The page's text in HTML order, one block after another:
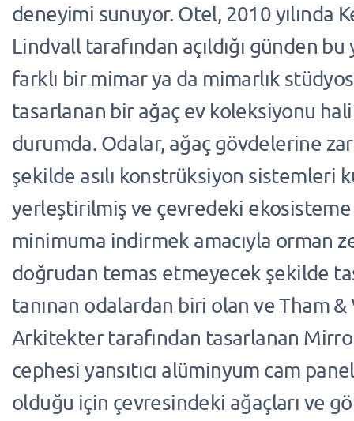
deneyimi sunuyor. Otel, 2010 yılında
Lindvall tarafından açıldığı günden
farklı bir mimar ya da mimarlık
tasarlanan bir ağaç ev koleksiyonu
durumda. Odalar, ağaç gövdelerine
şekilde asılı konstrüksiyon sistemleri
yerleştirilmiş ve çevredeki
minimuma indirmek amacıyla orman
doğrudan temas etmeyecek şekilde
tanınan odalardan biri olan ve Tham
Arkitekter tarafından tasarlanan
cephesi yansıtıcı alüminyum cam
olduğu için çevresindeki ağaçları ve